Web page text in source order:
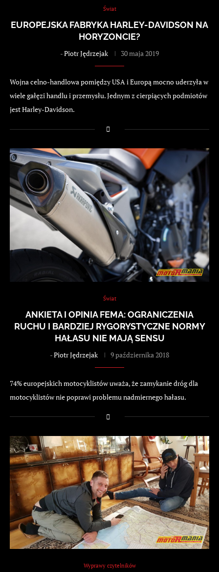
Świat
EUROPEJSKA FABRYKA HARLEY-DAVIDSON NA
HORYZONCIE?
-Piotr Jędrzejak 30 maja 2019
Wojna celno-handlowa pomiędzy USA i Europą mocno uderzyła w
wiele gałęzi handlu i przemysłu. Jednym z cierpiących podmiotów
jest Harley-Davidson.
Świat
ANKIETA I OPINIA FEMA: OGRANICZENIA
RUCHU I BARDZIEJ RYGORYSTYCZNE NORMY
HAŁASU NIE MAJĄ SENSU
-Piotr Jędrzejak 9 października 2018
74% europejskich motocyklistów uważa, że zamykanie dróg dla
motocyklistów nie poprawi problemu nadmiernego hałasu.
Wyprawy czytelników